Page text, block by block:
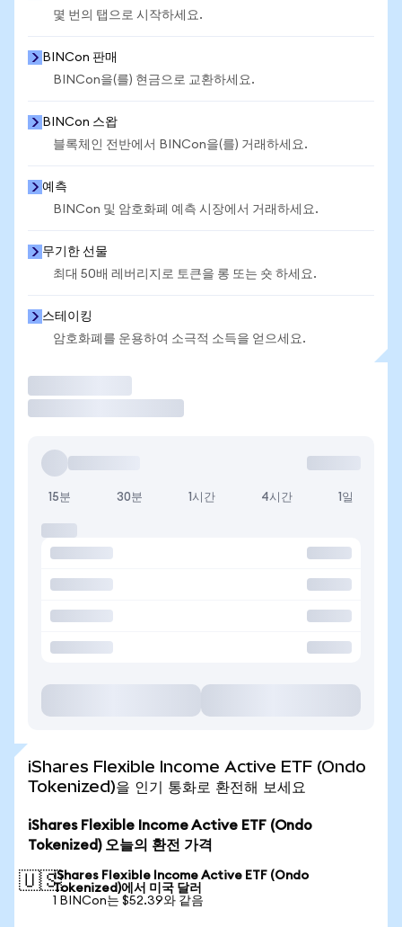
몇 번의 탭으로 시작하세요.
BINCon 판매
BINCon을(를) 현금으로 교환하세요.
BINCon 스왑
블록체인 전반에서 BINCon을(를) 거래하세요.
예측
BINCon 및 암호화폐 예측 시장에서 거래하세요.
무기한 선물
최대 50배 레버리지로 토큰을 롱 또는 숏 하세요.
스테이킹
암호화폐를 운용하여 소극적 소득을 얻으세요.
15분 30분 1시간 4시간 1일
iShares Flexible Income Active ETF (Ondo
Tokenized)을 인기 통화로 환전해 보세요
iShares Flexible Income Active ETF (Ondo
Tokenized) 오늘의 환전 가격
🇺🇸iShares Flexible Income Active ETF (Ondo
Tokenized)에서 미국 달러
1 BINCon는 $52.39와 같음